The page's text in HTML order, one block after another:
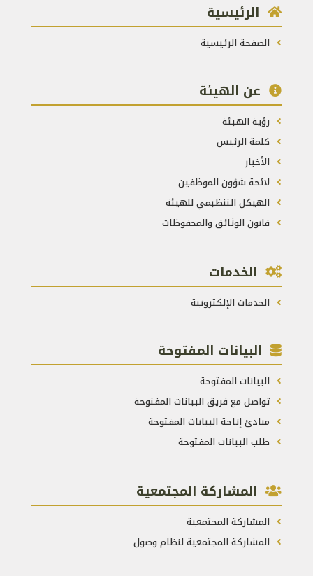
الرئيسية
الصفحة الرئيسية
عن الهيئة
رؤية الهيئة
كلمة الرئيس
الأخبار
لائحة شؤون الموظفين
الهيكل التنظيمي للهيئة
قانون الوثائق والمحفوظات
الخدمات
الخدمات الإلكترونية
البيانات المفتوحة
البيانات المفتوحة
تواصل مع فريق البيانات المفتوحة
مبادئ إتاحة البيانات المفتوحة
طلب البيانات المفتوحة
المشاركة المجتمعية
المشاركة المجتمعية
المشاركة المجتمعية لنظام وصول